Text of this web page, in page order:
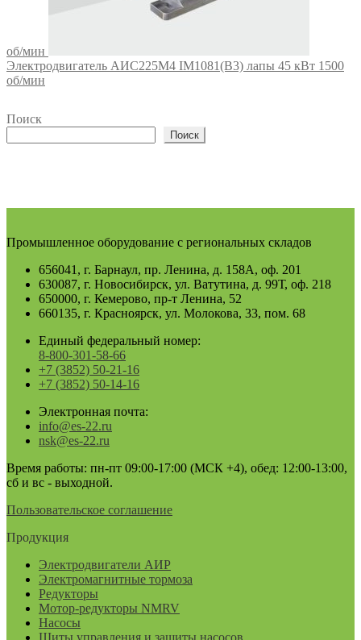
об/мин
Электродвигатель АИС225М4 IM1081(B3) лапы 45 кВт 1500
об/мин
Поиск
Поиск
Промышленное оборудование с региональных складов
656041, г. Барнаул, пр. Ленина, д. 158А, оф. 201
630087, г. Новосибирск, ул. Ватутина, д. 99Т, оф. 218
650000, г. Кемерово, пр-т Ленина, 52
660135, г. Красноярск, ул. Молокова, 33, пом. 68
Единый федеральный номер:
8-800-301-58-66
+7 (3852) 50-21-16
+7 (3852) 50-14-16
Электронная почта:
info@es-22.ru
nsk@es-22.ru
Время работы: пн-пт 09:00-17:00 (МСК +4), обед: 12:00-13:00,
сб и вс - выходной.
Пользовательское соглашение
Продукция
Электродвигатели АИР
Электромагнитные тормоза
Редукторы
Мотор-редукторы NMRV
Насосы
Щиты управления и защиты насосов